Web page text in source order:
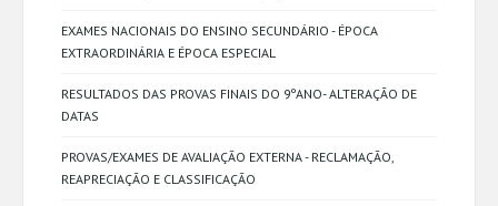
EXAMES NACIONAIS DO ENSINO SECUNDÁRIO - ÉPOCA
EXTRAORDINÁRIA E ÉPOCA ESPECIAL
RESULTADOS DAS PROVAS FINAIS DO 9ºANO- ALTERAÇÃO DE
DATAS
PROVAS/EXAMES DE AVALIAÇÃO EXTERNA - RECLAMAÇÃO,
REAPRECIAÇÃO E CLASSIFICAÇÃO